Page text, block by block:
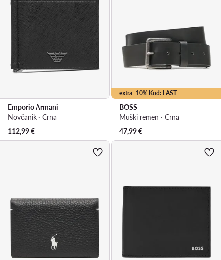
Emporio Armani
Novčanik · Crna
112,99€
extra -10% Kod: LAST
BOSS
Muški remen · Crna
47,99€